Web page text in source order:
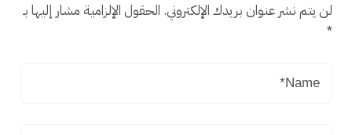
لن يتم نشر عنوان بريدك الإلكتروني. الحقول الإلزامية مشار إليها بـ
*